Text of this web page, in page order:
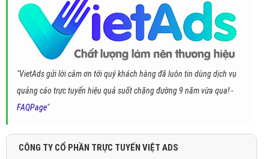
"VietAds gửi lời cảm ơn tới quý khách hàng đã luôn tin dùng dịch vụ
quảng cáo trực tuyến hiệu quả suốt chặng đường 9 năm vừa qua! -
FAQPage"
CÔNG TY CỔ PHẦN TRỰC TUYẾN VIỆT ADS